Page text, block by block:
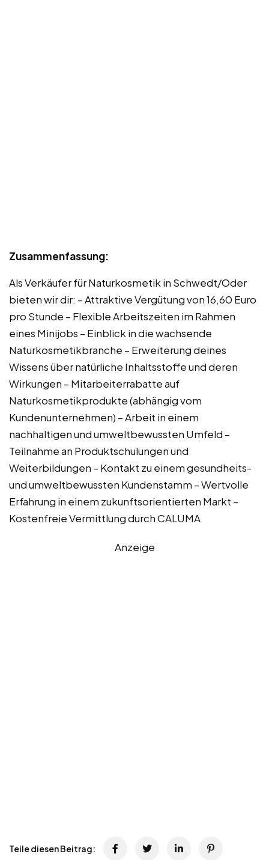
Zusammenfassung:
Als Verkäufer für Naturkosmetik in Schwedt/Oder
bieten wir dir: – Attraktive Vergütung von 16,60 Euro
pro Stunde – Flexible Arbeitszeiten im Rahmen
eines Minijobs – Einblick in die wachsende
Naturkosmetikbranche – Erweiterung deines
Wissens über natürliche Inhaltsstoffe und deren
Wirkungen – Mitarbeiterrabatte auf
Naturkosmetikprodukte (abhängig vom
Kundenunternehmen) – Arbeit in einem
nachhaltigen und umweltbewussten Umfeld –
Teilnahme an Produktschulungen und
Weiterbildungen – Kontakt zu einem gesundheits-
und umweltbewussten Kundenstamm – Wertvolle
Erfahrung in einem zukunftsorientierten Markt –
Kostenfreie Vermittlung durch CALUMA
Anzeige
Teile diesen Beitrag: